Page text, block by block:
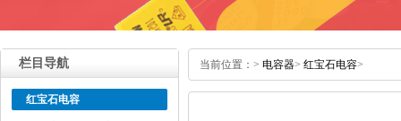
栏目导航
红宝石电容
当前位置： > 电容器> 红宝石电容>